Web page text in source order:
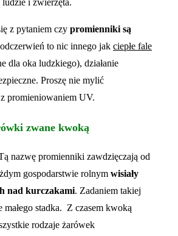
i zwierzęta.
z pytaniem czy promienniki są
to nic innego jak ciepłe fale
dla oka ludzkiego), działanie
Proszę nie mylić
promieniowaniem UV.
zwane kwoką
nazwę promienniki zawdzięczają od
gospodarstwie rolnym wisiały
nad kurczakami. Zadaniem takiej
małego stadka. Z czasem kwoką
rodzaje żarówek